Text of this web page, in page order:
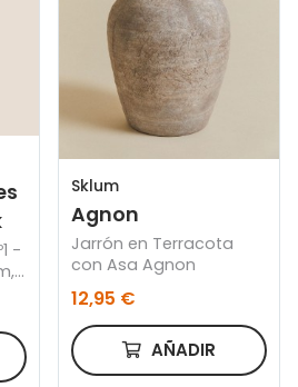
-
Sklum
Agnon
Jarrón en Terracota
con Asa Agnon
12,95 €
AÑADIR